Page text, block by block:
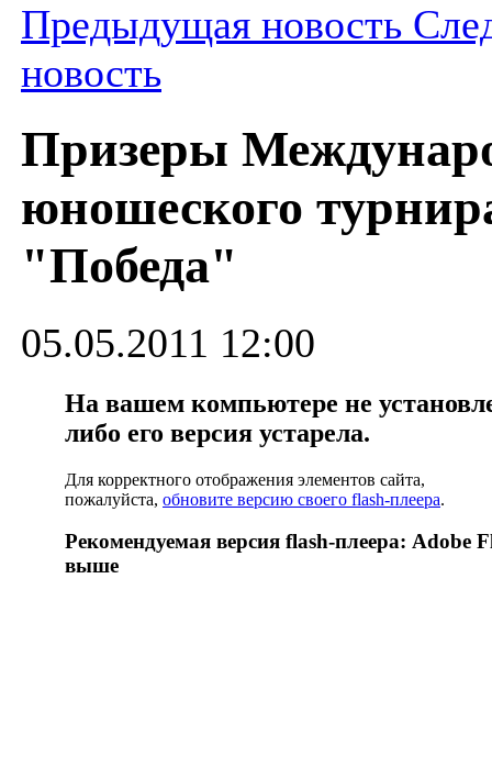
Предыдущая новость
новость
Призеры
юношеского
"Победа"
05.05.2011 12:00
На вашем компьютере не
либо его версия устарела.
Для корректного отображения элементов сайта,
пожалуйста, обновите версию своего flash-плеера.
Рекомендуемая версия flash-плеера: Adobe
выше